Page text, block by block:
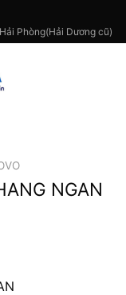
Phòng(Hải Dương cũ)
NGAN